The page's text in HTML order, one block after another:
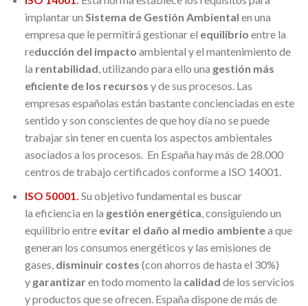
implantar un Sistema de Gestión Ambiental en una
empresa que le permitirá gestionar el equilibrio entre la
reducción del impacto ambiental y el mantenimiento de
la rentabilidad, utilizando para ello una gestión más
eficiente de los recursos y de sus procesos. Las
empresas españolas están bastante concienciadas en este
sentido y son conscientes de que hoy día no se puede
trabajar sin tener en cuenta los aspectos ambientales
asociados a los procesos. En España hay más de 28.000
centros de trabajo certificados conforme a ISO 14001.
ISO 50001. Su objetivo fundamental es buscar
la eficiencia en la gestión energética , consiguiendo un
equilibrio entre evitar el daño al medio ambientea que
generan los consumos energéticos y las emisiones de
gases, disminuir costes (con ahorros de hasta el 30%)
y garantizaren todo momento la calidad de los servicios
y productos que se ofrecen. España dispone de más de